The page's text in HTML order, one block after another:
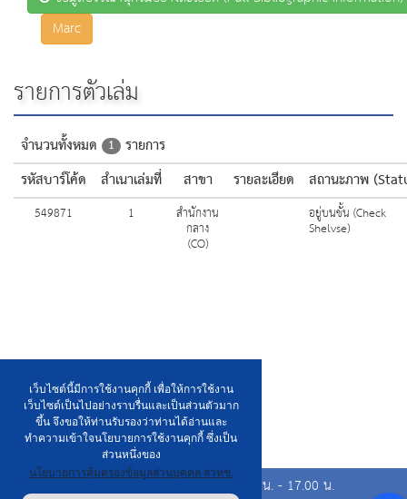
เว็บไซต์นี้มีการใช้งานคุกกี้ เพื่อให้การใช้งาน
เว็บไซต์เป็นไปอย่างราบรื่นและเป็นส่วนตัวมาก
ขึ้น จึงขอให้ท่านรับรองว่าท่านได้อ่านและ
ทำความเข้าใจนโยบายการใช้งานคุกกี้ ซึ่งเป็น
ส่วนหนึ่งของ
นโยบายการคุ้มครองข้อมูลส่วนบุคคล สวทช.
Marc
รายการตัวเล่ม
จำนวนทั้งหมด 1 รายการ
รหัสบาร์โค้ด
สำเนาเล่มที่ สาขา รายละเอียด สถานะภาพ
549871 1 สำนักงาน
กลาง
(CO)
อยู่บนชั้น (Check
Shelvse)
เวลาเปิดให้บริการวันจันทร์ ถึง วันศุกร์ เวลา 8.00 น. - 17.00 น.